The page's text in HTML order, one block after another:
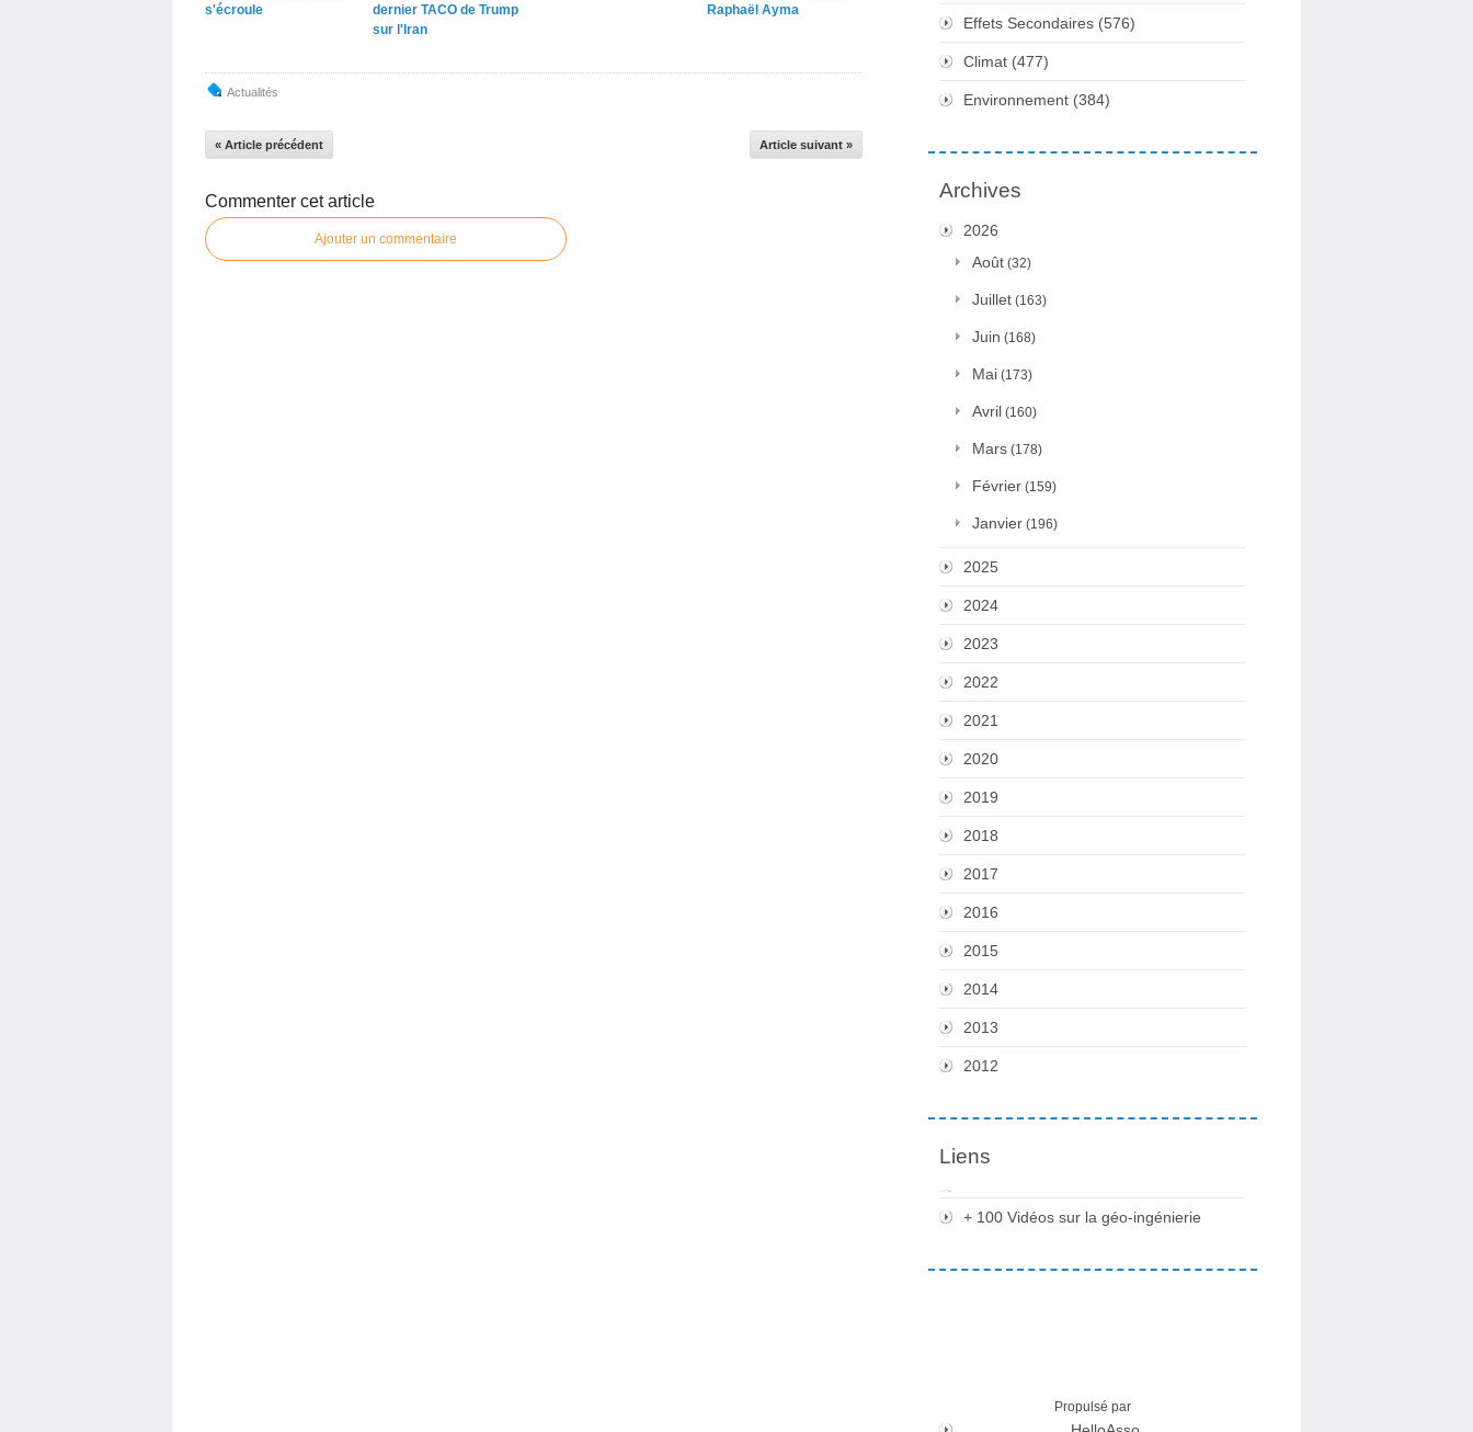
s'écroule
dernier TACO de Trump
sur l'Iran
Raphaël Ayma
Actualités
« Article précédent Article suivant »
Commenter cet article
Ajouter un commentaire
Effets Secondaires (576)
Climat (477)
Environnement (384)
Archives
2026
Août (32)
Juillet (163)
Juin (168)
Mai (173)
Avril (160)
Mars (178)
Février (159)
Janvier (196)
2025
2024
2023
2022
2021
2020
2019
2018
2017
2016
2015
2014
2013
2012
Liens
+ 100 Vidéos sur la géo-ingénierie
Propulsé par